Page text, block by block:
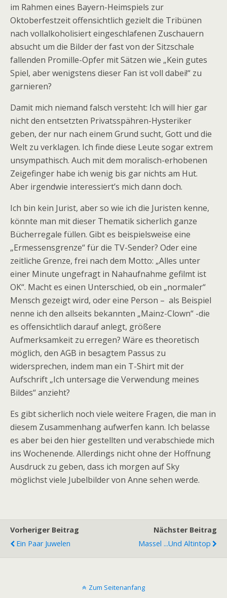
im Rahmen eines Bayern-Heimspiels zur
Oktoberfestzeit offensichtlich gezielt die Tribünen
nach vollalkoholisiert eingeschlafenen Zuschauern
absucht um die Bilder der fast von der Sitzschale
fallenden Promille-Opfer mit Sätzen wie „Kein gutes
Spiel, aber wenigstens dieser Fan ist voll dabei!“ zu
garnieren?
Damit mich niemand falsch versteht: Ich will hier gar
nicht den entsetzten Privatsspähren-Hysteriker
geben, der nur nach einem Grund sucht, Gott und die
Welt zu verklagen. Ich finde diese Leute sogar extrem
unsympathisch. Auch mit dem moralisch-erhobenen
Zeigefinger habe ich wenig bis gar nichts am Hut.
Aber irgendwie interessiert’s mich dann doch.
Ich bin kein Jurist, aber so wie ich die Juristen kenne,
könnte man mit dieser Thematik sicherlich ganze
Bücherregale füllen. Gibt es beispielsweise eine
„Ermessensgrenze“ für die TV-Sender? Oder eine
zeitliche Grenze, frei nach dem Motto: „Alles unter
einer Minute ungefragt in Nahaufnahme gefilmt ist
OK“. Macht es einen Unterschied, ob ein „normaler“
Mensch gezeigt wird, oder eine Person – als Beispiel
nenne ich den allseits bekannten „Mainz-Clown“ -die
es offensichtlich darauf anlegt, größere
Aufmerksamkeit zu erregen? Wäre es theoretisch
möglich, den AGB in besagtem Passus zu
widersprechen, indem man ein T-Shirt mit der
Aufschrift „Ich untersage die Verwendung meines
Bildes“ anzieht?
Es gibt sicherlich noch viele weitere Fragen, die man in
diesem Zusammenhang aufwerfen kann. Ich belasse
es aber bei den hier gestellten und verabschiede mich
ins Wochenende. Allerdings nicht ohne der Hoffnung
Ausdruck zu geben, dass ich morgen auf Sky
möglichst viele Jubelbilder von Anne sehen werde.
Vorheriger Beitrag
Ein Paar Juwelen
Nächster Beitrag
Massel ...und Altintop
Zum Seitenanfang